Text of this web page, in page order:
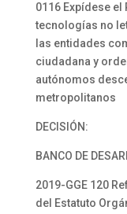
0116 Expídese
tecnologías no
las entidades
ciudadana y
autónomos
metropolitanos
DECISIÓN:
BANCO DE
2019-GGE 120
del Estatuto